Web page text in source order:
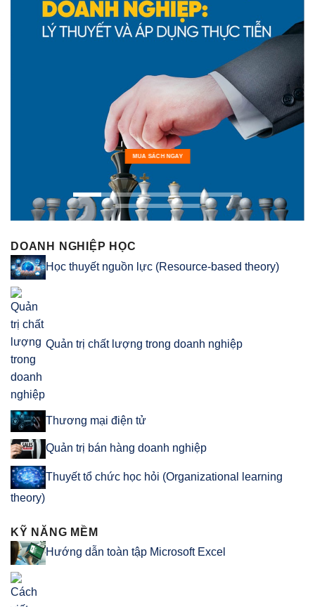
MUA SÁCH NGAY
DOANH NGHIỆP HỌC
Học thuyết nguồn lực (Resource-based theory)
Quản trị chất lượng trong doanh nghiệp
Thương mại điện tử
Quản trị bán hàng doanh nghiệp
Thuyết tổ chức học hỏi (Organizational learning
theory)
KỸ NĂNG MỀM
Hướng dẫn toàn tập Microsoft Excel